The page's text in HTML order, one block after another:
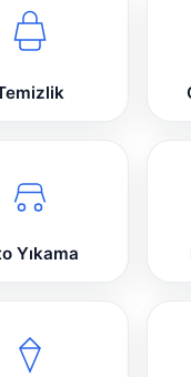
Yıkama